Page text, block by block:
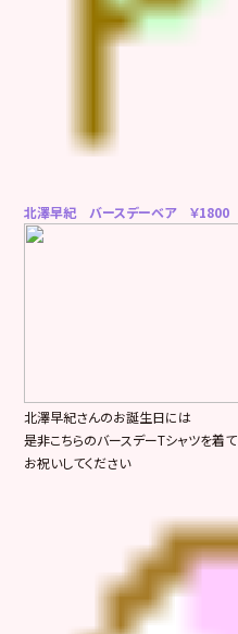
北澤早紀 バースデーベア ￥1800
北澤早紀さんのお誕生日には
是非こちらのバースデーTシャツを着て
お祝いしてください